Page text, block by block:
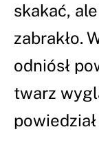
skakać,
zabrakło.
odniósł
twarz